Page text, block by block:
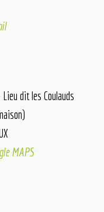
dit les Coulauds
MAPS